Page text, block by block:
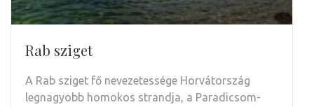
Rab sziget
A Rab sziget fő nevezetessége Horvátország
legnagyobb homokos strandja, a Paradicsom-